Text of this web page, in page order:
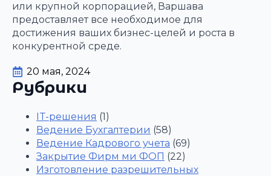
или крупной корпорацией, Варшава
предоставляет все необходимое для
достижения ваших бизнес-целей и роста в
конкурентной среде.
20 мая, 2024
Рубрики
IT-решения (1)
Ведение Бухгалтерии (58)
Ведение Кадрового учета (69)
Закрытие Фирм ми ФОП (22)
Изготовление разрешительных